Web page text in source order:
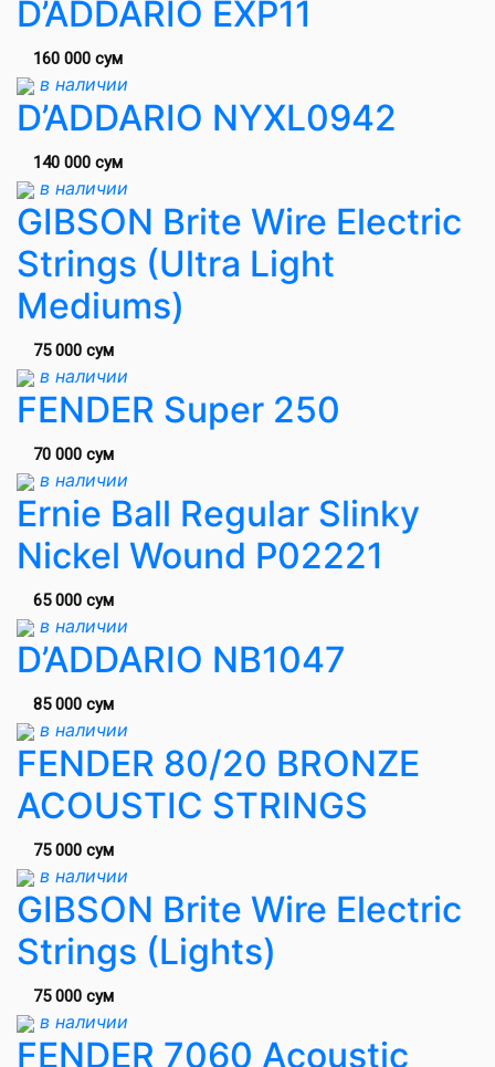
D’ADDARIO EXP11
160 000 сум
в наличии
D’ADDARIO NYXL0942
140 000 сум
в наличии
GIBSON Brite Wire Electric
Strings (Ultra Light
Mediums)
75 000 сум
в наличии
FENDER Super 250
70 000 сум
в наличии
Ernie Ball Regular Slinky
Nickel Wound P02221
65 000 сум
в наличии
D’ADDARIO NB1047
85 000 сум
в наличии
FENDER 80/20 BRONZE
ACOUSTIC STRINGS
75 000 сум
в наличии
GIBSON Brite Wire Electric
Strings (Lights)
75 000 сум
в наличии
FENDER 7060 Acoustic